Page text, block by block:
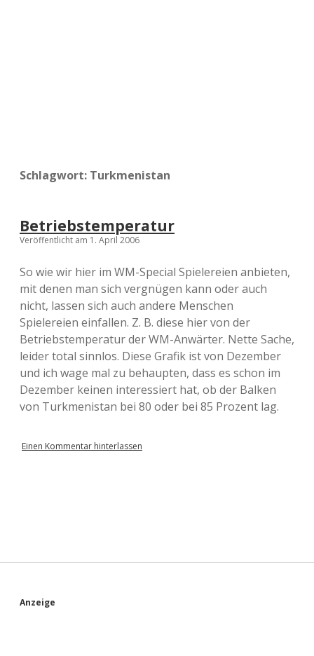
Schlagwort: Turkmenistan
Betriebstemperatur
Veröffentlicht am 1. April 2006
So wie wir hier im WM-Special Spielereien anbieten,
mit denen man sich vergnügen kann oder auch
nicht, lassen sich auch andere Menschen
Spielereien einfallen. Z. B. diese hier von der
Betriebstemperatur der WM-Anwärter. Nette Sache,
leider total sinnlos. Diese Grafik ist von Dezember
und ich wage mal zu behaupten, dass es schon im
Dezember keinen interessiert hat, ob der Balken
von Turkmenistan bei 80 oder bei 85 Prozent lag.
Einen Kommentar hinterlassen
S
Anzeige